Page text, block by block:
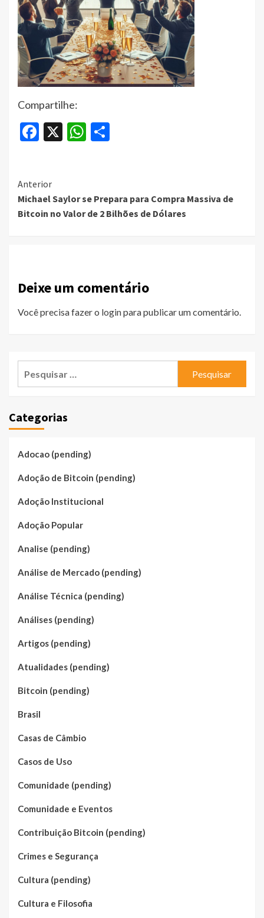
Compartilhe:
Facebook
X WhatsApp
Continue
Reading
Anterior
Michael Saylor se Prepara para Compra Massiva de
Bitcoin no Valor de 2 Bilhões de Dólares
Deixe um comentário
Você precisa fazer o loginpara publicar um comentário.
Categorias
Adocao (pending)
Adoção de Bitcoin (pending)
Adoção Institucional
Adoção Popular
Analise (pending)
Análise de Mercado (pending)
Análise Técnica (pending)
Análises (pending)
Artigos (pending)
Atualidades (pending)
Bitcoin (pending)
Brasil
Casas de Câmbio
Casos de Uso
Comunidade (pending)
Comunidade e Eventos
Contribuição Bitcoin (pending)
Crimes e Segurança
Cultura (pending)
Cultura e Filosofia